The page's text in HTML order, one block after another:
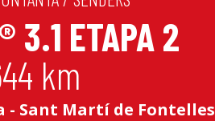
3.1 ETAPA 2
km
- Sant Martí de Fontelles